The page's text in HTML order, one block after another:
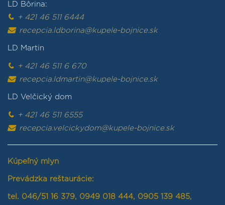
LD Bôrina:
+ 421 46 511 6444
recepcia.ldborina@kupele-bojnice.sk
LD Martin
+ 421 46 511 6 670
recepcia.ldmartin@kupele-bojnice.sk
LD Velčický dom
+ 421 46 511 6555
recepcia.velcickydom@kupele-bojnice.sk
Kúpeľný mlyn
Prevádzka reštaurácie:
tel. 046/51 16 379, 0949 018 444, 0905 139 485,